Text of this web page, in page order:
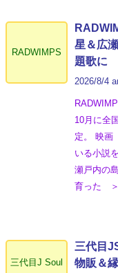
RADWIMPS
星＆広
題歌に
2026/8/4
10月に全
定。 映画
いる小説
瀬戸内の
育った ＞
三代目J Soul
三代目
物販＆